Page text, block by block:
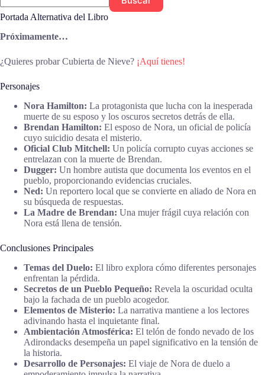
Portada Alternativa del Libro
Próximamente…
¿Quieres probar Cubierta de Nieve? ¡Aquí tienes!
Personajes
Nora Hamilton: La protagonista que lucha con la inesperada
muerte de su esposo y los oscuros secretos detrás de ella.
Brendan Hamilton: El esposo de Nora, un oficial de policía
cuyo suicidio desata el misterio.
Oficial Club Mitchell: Un policía corrupto cuyas acciones se
entrelazan con la muerte de Brendan.
Dugger: Un hombre autista que documenta los eventos en el
pueblo, proporcionando evidencias cruciales.
Ned: Un reportero local que se convierte en aliado de Nora en
su búsqueda de respuestas.
La Madre de Brendan: Una mujer frágil cuya relación con
Nora está llena de tensión.
Conclusiones Principales
Temas del Duelo: El libro explora cómo diferentes personajes
enfrentan la pérdida.
Secretos de un Pueblo Pequeño: Revela la oscuridad oculta
bajo la fachada de un pueblo acogedor.
Elementos de Misterio: La narrativa mantiene a los lectores
adivinando hasta el inquietante final.
Ambientación Atmosférica: El telón de fondo nevado de los
Adirondacks desempeña un papel significativo en la tensión de
la historia.
Desarrollo de Personajes: El viaje de Nora de duelo a